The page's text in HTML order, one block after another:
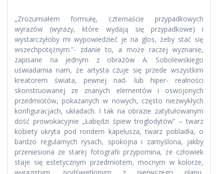
„Zrozumiałem formułę, czternaście przypadkowych
wyrazów (wyrazy, które wydają się przypadkowe) i
wystarczyłoby mi wypowiedzieć je na glos, żeby stać się
wszechpotężnym.”- zdanie to, a może raczej wyznanie,
zapisane na jednym z obrazów A. Sobolewskiego
uświadamia nam, że artysta czuje się przede wszystkim
kreatorem świata, pewnej nad- lub hiper- realności
skonstruowanej ze znanych elementów i oswojonych
przedmiotów, pokazanych w nowych, często niezwykłych
konfiguracjach, układach. I tak na obrazie zatytułowanym
dość prowokacyjnie „Łabędzi śpiew troglodytów” – twarz
kobiety ukryta pod rondem kapelusza, twarz pobladła, o
bardzo regularnych rysach, spokojna i zamyślona, jakby
przeniesiona ze starej fotografii przypomina, że człowiek
staje się estetycznym przedmiotem, mocnym w kolorze,